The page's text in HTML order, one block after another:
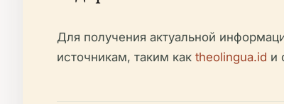
Для получения актуальной
источникам, таким как theolingua.id и